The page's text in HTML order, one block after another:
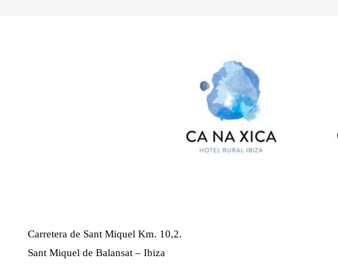
Carretera de Sant Miquel Km. 10,2.
Sant Miquel de Balansat – Ibiza